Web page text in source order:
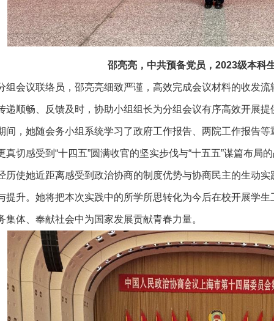
邵亮亮，中共预备党员，2023级本科
组会议联络员，邵亮亮细致严谨，高效完成会议材料的收发
递顺畅、反馈及时，协助小组组长为分组会议有序高效开展提
间，她随会务小组系统学习了政府工作报告、两院工作报告
真切感受到“十四五”圆满收官的坚实步伐与“十五五”谋篇布局
历使她近距离感受到政治协商的制度优势与协商民主的生动
提升。她将把本次实践中的所学所思转化为今后在校开展学
集体、奉献社会中为国家发展贡献青春力量。